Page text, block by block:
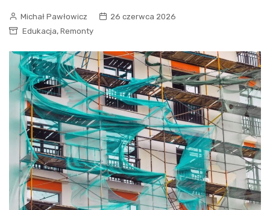
Michał Pawłowicz
26 czerwca 2026
Edukacja, Remonty